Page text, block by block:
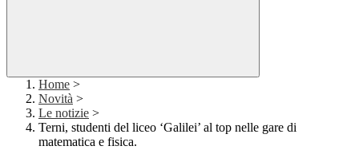
Home >
Novità >
Le notizie >
Terni, studenti del liceo ‘Galilei’ al top nelle gare di
matematica e fisica.